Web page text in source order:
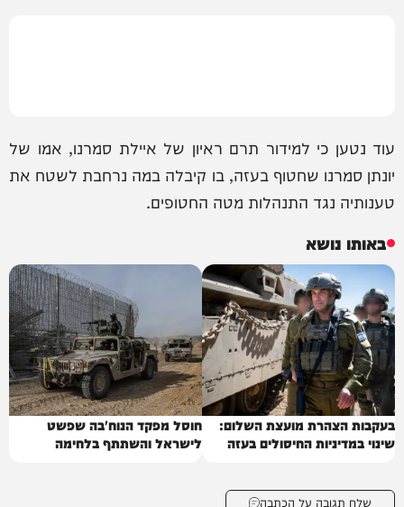
עוד נטען כי למידור תרם ראיון של איילת סמרנו, אמו של
יונתן סמרנו שחטוף בעזה, בו קיבלה במה נרחבת לשטח את
טענותיה נגד התנהלות מטה החטופים.
באותו נושא
בעקבות הצהרת מועצת השלום:
שינוי במדיניות החיסולים בעזה
חוסל מפקד הנוח'בה שפשט
לישראל והשתתף בלחימה
שלח תגובה על הכתבה